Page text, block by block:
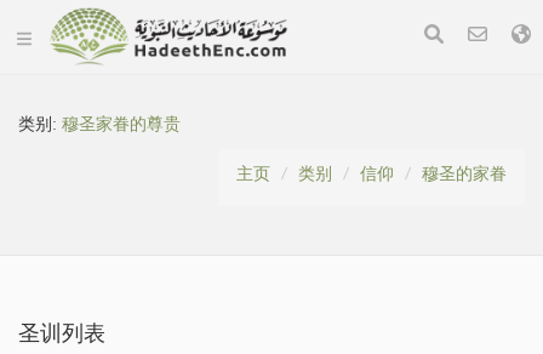
类别:穆圣家眷的尊贵
主页
类别 信仰 穆圣的家眷
圣训列表